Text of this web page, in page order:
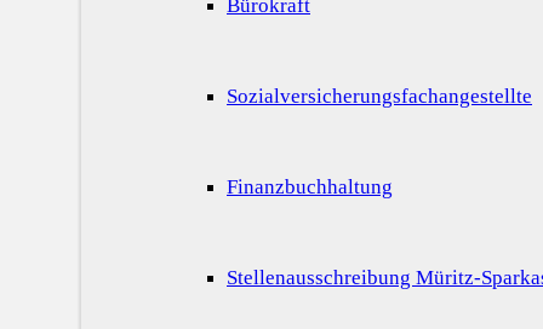
Bürokraft
Sozialversicherungsfachangestellte
Finanzbuchhaltung
Stellenausschreibung Müritz-